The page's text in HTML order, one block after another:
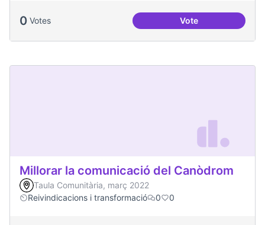
0 Votes VoteDates clau al Casal
Millorar la comunicació del Canòdrom
Taula Comunitària, març 2022
Reivindicacions i transformació
0 0